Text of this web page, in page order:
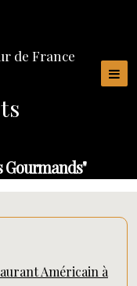
de France
Gourmands"
Américain à